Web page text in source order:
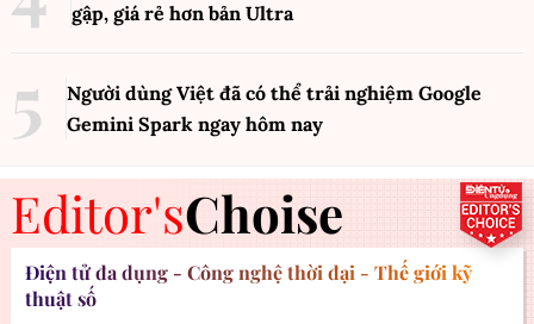
gập, giá rẻ hơn bản Ultra
Người dùng Việt đã có thể trải nghiệm Google
Gemini Spark ngay hôm nay
Editor'sChoise
Điện tử đa dụng - Công nghệ thời đại - Thế giới kỹ
thuật số